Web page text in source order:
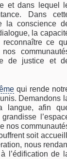
et dans lequel
Dans
la conscience
la
ce
de justice et
qui rende
Demandons
langue, afin
nos
soit
nous
l’édification de